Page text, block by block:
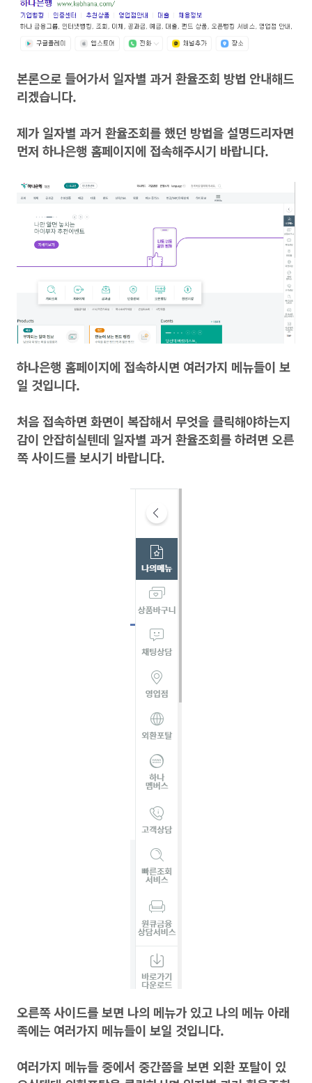
본론으로 들어가서 일자별 과거 환율조회 방법 안내해드
리겠습니다.
제가 일자별 과거 환율조회를 했던 방법을 설명드리자면
먼저 하나은행 홈페이지에 접속해주시기 바랍니다.
하나은행 홈페이지에 접속하시면 여러가지 메뉴들이 보
일 것입니다.
처음 접속하면 화면이 복잡해서 무엇을 클릭해야하는지
감이 안잡히실텐데 일자별 과거 환율조회를 하려면 오른
쪽 사이드를 보시기 바랍니다.
오른쪽 사이드를 보면 나의 메뉴가 있고 나의 메뉴 아래
족에는 여러가지 메뉴들이 보일 것입니다.
여러가지 메뉴들 중에서 중간쯤을 보면 외환 포탈이 있